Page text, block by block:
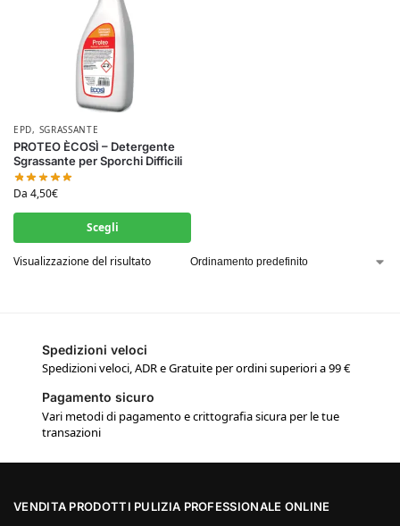
EPD, SGRASSANTE
PROTEO ÈCOSÌ – Detergente
Sgrassante per Sporchi Difficili
Da 4,50€
Scegli
Visualizzazione del risultato
Spedizioni veloci
Spedizioni veloci, ADR e Gratuite per ordini superiori a 99 €
Pagamento sicuro
Vari metodi di pagamento e crittografia sicura per le tue
transazioni
VENDITA PRODOTTI PULIZIA PROFESSIONALE ONLINE